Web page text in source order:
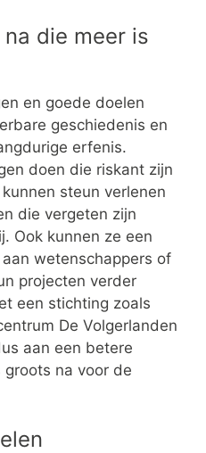
die meer is
en goede doelen
geschiedenis en
erfenis.
doen die riskant zijn
steun verlenen
die vergeten zijn
Ook kunnen ze een
wetenschappers of
projecten verder
een stichting zoals
De Volgerlanden
aan een betere
na voor de